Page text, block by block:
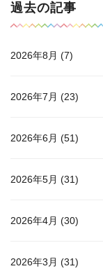
過去の記事
2026年8月 (7)
2026年7月 (23)
2026年6月 (51)
2026年5月 (31)
2026年4月 (30)
2026年3月 (31)